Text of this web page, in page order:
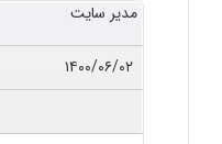
مدیر سایت
۱۴۰۰/۰۶/۰۲